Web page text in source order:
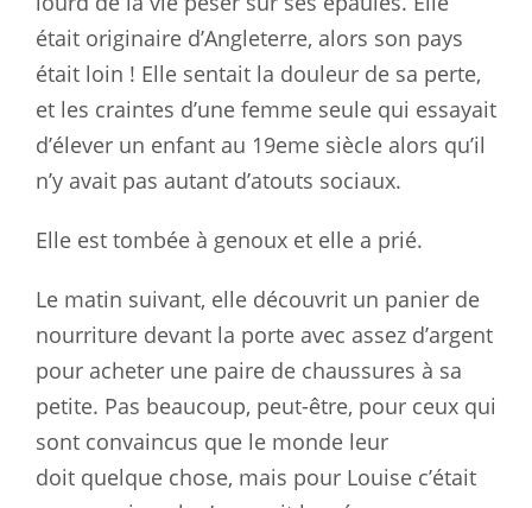
était originaire d’Angleterre, alors son pays
était loin ! Elle sentait la douleur de sa perte,
et les craintes d’une femme seule qui essayait
d’élever un enfant au 19eme siècle alors qu’il
n’y avait pas autant d’atouts sociaux.
Elle est tombée à genoux et elle a prié.
Le matin suivant, elle découvrit un panier de
nourriture devant la porte avec assez d’argent
pour acheter une paire de chaussures à sa
petite. Pas beaucoup, peut-être, pour ceux qui
sont convaincus que le monde leur
doit quelque chose, mais pour Louise c’était